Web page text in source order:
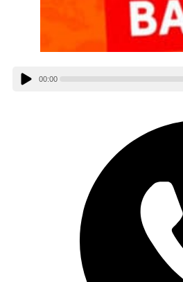
00:00